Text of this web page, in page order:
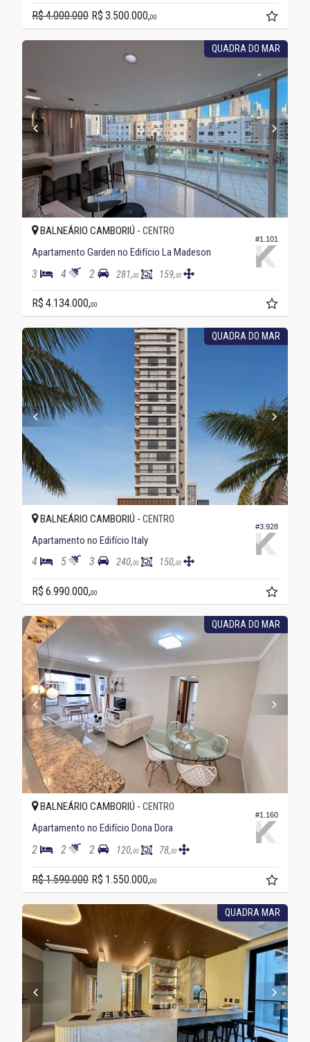
R$ 4.000.000 R$ 3.500.000,00
QUADRA DO MAR
#1.101
BALNEÁRIO CAMBORIÚ - CENTRO
Apartamento Garden no Edifício La Madeson
3 4 2 281,00 159,00
R$ 4.134.000,00
QUADRA DO MAR
#3.928
BALNEÁRIO CAMBORIÚ - CENTRO
Apartamento no Edifício Italy
4 5 3 240,00 150,00
R$ 6.990.000,00
QUADRA DO MAR
#1.160
BALNEÁRIO CAMBORIÚ - CENTRO
Apartamento no Edifício Dona Dora
2 2 2 120,00 78,00
R$ 1.590.000 R$ 1.550.000,00
QUADRA MAR